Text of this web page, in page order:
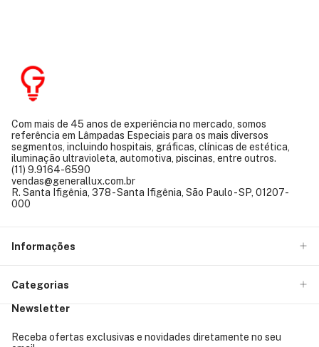
Com mais de 45 anos de experiência no mercado, somos
referência em Lâmpadas Especiais para os mais diversos
segmentos, incluindo hospitais, gráficas, clínicas de estética,
iluminação ultravioleta, automotiva, piscinas, entre outros.
(11) 9.9164-6590
vendas@generallux.com.br
R. Santa Ifigênia, 378 - Santa Ifigênia, São Paulo - SP, 01207-
000
Informações
Categorias
Newsletter
Receba ofertas exclusivas e novidades diretamente no seu